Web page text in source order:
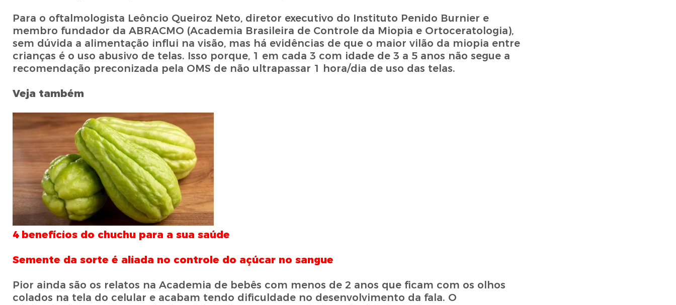
Para o oftalmologista Leôncio Queiroz Neto, diretor executivo do Instituto Penido Burnier e
membro fundador da ABRACMO (Academia Brasileira de Controle da Miopia e Ortoceratologia),
sem dúvida a alimentação influi na visão, mas há evidências de que o maior vilão da miopia entre
crianças é o uso abusivo de telas. Isso porque, 1 em cada 3 com idade de 3 a 5 anos não segue a
recomendação preconizada pela OMS de não ultrapassar 1 hora/dia de uso das telas.
Veja também
4 benefícios do chuchu para a sua saúde
Semente da sorte é aliada no controle do açúcar no sangue
Pior ainda são os relatos na Academia de bebês com menos de 2 anos que ficam com os olhos
colados na tela do celular e acabam tendo dificuldade no desenvolvimento da fala. O